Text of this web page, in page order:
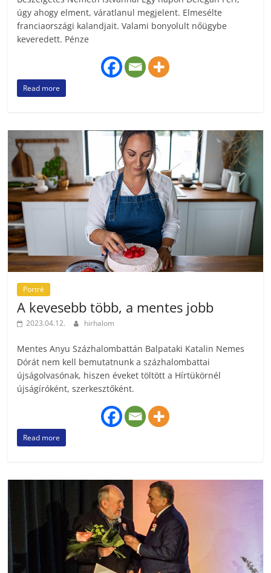
úgy ahogy elment, váratlanul megjelent. Elmesélte
franciaországi kalandjait. Valami bonyolult nőügybe
keveredett. Pénze
Read more
Portré
A kevesebb több, a mentes jobb
2023.04.12. hirhalom
Mentes Anyu Százhalombattán Balpataki Katalin Nemes
Dórát nem kell bemutatnunk a százhalombattai
újságolvasónak, hiszen éveket töltött a Hírtükörnél
újságíróként, szerkesztőként.
Read more